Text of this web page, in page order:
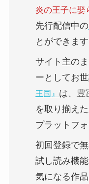
炎の王子に娶
先行配信中の
とができます
サイト主の
ーとしてお
王国』 は、豊
を取り揃え
プラットフォ
初回登録で
試し読み機
気になる作